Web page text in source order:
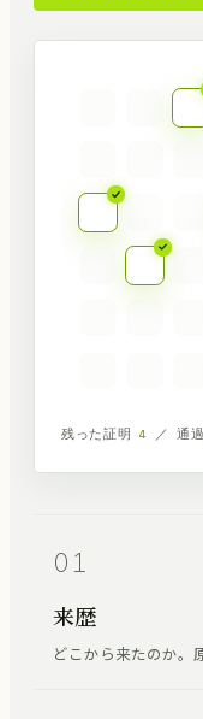
残った証明 5 ／ 通
01
来歴
どこから来たのか。